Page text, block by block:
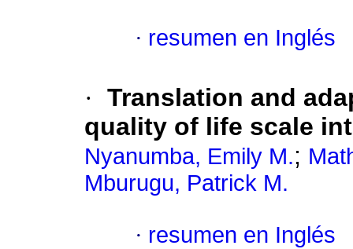
· resumen en Inglés
· Translation and
quality of life scale
Nyanumba, Emily M.;
Mburugu, Patrick M.
· resumen en Inglés